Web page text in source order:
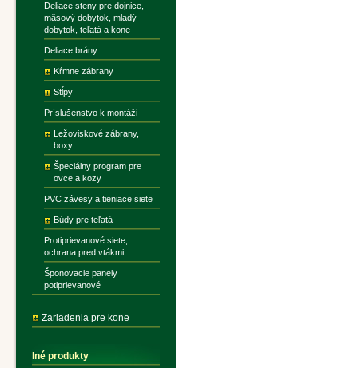
Deliace steny pre dojnice,
mäsový dobytok, mladý
dobytok, teľatá a kone
Deliace brány
Kŕmne zábrany
Stĺpy
Príslušenstvo k montáži
Ležoviskové zábrany,
boxy
Špeciálny program pre
ovce a kozy
PVC závesy a tieniace siete
Búdy pre teľatá
Protiprievanové siete,
ochrana pred vtákmi
Šponovacie panely
potiprievanové
Zariadenia pre kone
Iné produkty